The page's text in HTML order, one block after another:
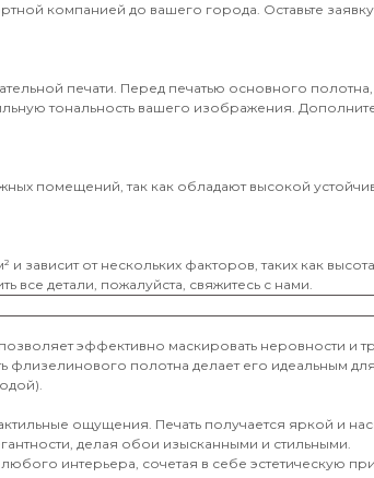
компанией до вашего города. Оставьте
печати. Перед печатью основного
тональность вашего изображения.
помещений, так как обладают высокой
зависит от нескольких факторов, таких как
все детали, пожалуйста, свяжитесь с нами.
эффективно маскировать неровности и
флизелинового полотна делает его идеальным
ощущения. Печать получается яркой и
делая обои изысканными и стильными.
интерьера, сочетая в себе эстетическую